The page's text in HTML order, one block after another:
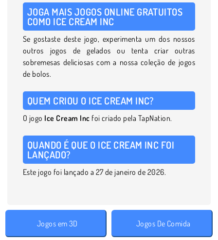
JOGA MAIS JOGOS ONLINE GRATUITOS
COMO ICE CREAM INC
Se gostaste deste jogo, experimenta um dos nossos
outros jogos de gelados ou tenta criar outras
sobremesas deliciosas com a nossa coleção de jogos
de bolos.
QUEM CRIOU O ICE CREAM INC?
O jogo Ice Cream Inc foi criado pela TapNation.
QUANDO É QUE O ICE CREAM INC FOI
LANÇADO?
Este jogo foi lançado a 27 de janeiro de 2026.
Jogos em 3D Jogos De Comida